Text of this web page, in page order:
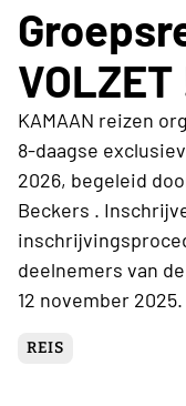
VOLZET
KAMAAN reizen
8-daagse
2026, begeleid
Beckers .
deelnemers van
12 november 2025.
REIS